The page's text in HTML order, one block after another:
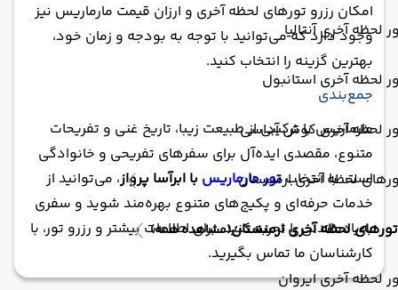
لحظه آخری آنتالیا
لحظه آخری استانبول
لحظه آخری کوش آداسی
لحظه آخری ارمنستان
تورهای لحظه آخری ارمنستان(مشاهده همه)
لحظه آخری ایروان
امکان رزرو تورهای لحظه آخری و ارزان قیمت مارماریس نیز
وجود دارد که می‌توانید با توجه به بودجه و زمان خود،
بهترین گزینه را انتخاب کنید.
جمع‌بندی
مارماریس با ترکیبی از طبیعت زیبا، تاریخ غنی و تفریحات
متنوع، مقصدی ایده‌آل برای سفرهای تفریحی و خانوادگی
است. با انتخابتور مارماریس با ابرآسا پرواز، می‌توانید از
خدمات حرفه‌ای و پکیج‌های متنوع بهره‌مند شوید و سفری
به‌یادماندنی را تجربه کنید. برای اطلاعات بیشتر و رزرو تور، با
کارشناسان ما تماس بگیرید.